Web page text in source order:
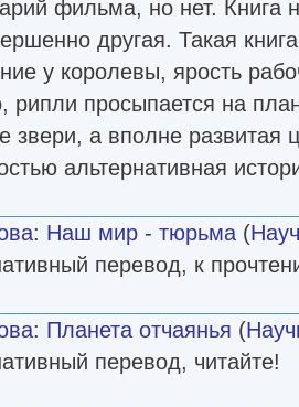
фильма, но нет. Книга
другая. Такая
у королевы, ярость
рипли просыпается на
звери, а вполне развитая
альтернативная
: Наш мир - тюрьма (
перевод, к
: Планета отчаянья (
перевод, читайте!